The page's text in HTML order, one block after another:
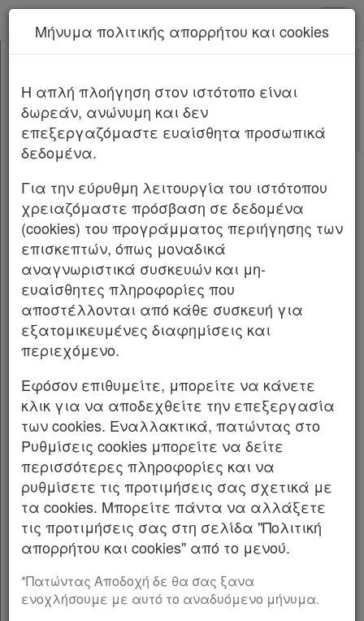
Κεφαλίδα
Σώμα
Υπογραφές
Νέα υπηρεσία Kodiko Assistant.Περισσότερα
Αριθμ.619977ΦΕΚ Δ 960/31.12.2024
Μερική Ανάκληση της υπ’ αρ. 5812/23-11-2007
απόφασης του Γενικού Γραμματέα
Περιφέρειας Στερεάς Ελλάδας περί
«Κήρυξης ως αναδασωτέας έκτασης
συνολικού εμβαδού 152.140.634,58 τ.μ. στις
θέσεις “Γάια-Μακρυχώρι-
ΠαραμερίτεςΠαρθένι κ.λπ.” περιφέρειας
Δημ. Διαμ/των Μακρυχωρίου, Παραμεριτών,
Αγ. Ιωάννη, Αγ. Λουκά, Τραχηλίου κ.λπ.,
Δήμων Ταμυνέων, Αυλώνος και Κονίστρων
συνολικού εμβαδού 1.492.513,95 τ.μ. στις
θέσεις «Μακρυά Λενιά Άγιος
Δημήτριος Βουνό Κοπρισιές κ.λπ.» Τ.Κ.
Θαρρουνίων Δ.Ε. Ταμυνέων και Τ.Κ.
Μακρυχωρίου Δ.Κ. Κονιστρών Δήμου Κύμης-
Αλιβερίου Π.Ε. Ευβοίας.
Ο ΓΕΝΙΚΟΣ ΓΡΑΜΜΑΤΕΑΣ ΔΑΣΩΝ TOY
ΥΠΟΥΡΓΕΙΟΥ ΠΕΡΙΒΑΛΛΟΝΤΟΣ ΚΑΙ ΕΝΕΡΓΕΙΑΣ
Έχοντας υπόψη: 1. Την παρ. 1 του άρθρου 24
και την παρ. 3 του άρθρου 117 του
Μήνυμα πολιτικής απορρήτου και cookies
H απλή πλοήγηση στον ιστότοπο είναι
δωρεάν, ανώνυμη και δεν
επεξεργαζόμαστε ευαίσθητα προσωπικά
δεδομένα.
Για την εύρυθμη λειτουργία του ιστότοπου
χρειαζόμαστε πρόσβαση σε δεδομένα
(cookies) του προγράμματος περιήγησης των
επισκεπτών, όπως μοναδικά
αναγνωριστικά συσκευών και μη-
ευαίσθητες πληροφορίες που
αποστέλλονται από κάθε συσκευή για
εξατομικευμένες διαφημίσεις και
περιεχόμενο.
Εφόσον επιθυμείτε, μπορείτε να κάνετε
κλικ για να αποδεχθείτε την επεξεργασία
των cookies. Εναλλακτικά, πατώντας στο
Ρυθμίσεις cookies μπορείτε να δείτε
περισσότερες πληροφορίες και να
ρυθμίσετε τις προτιμήσεις σας σχετικά με
τα cookies. Μπορείτε πάντα να αλλάξετε
τις προτιμήσεις σας στη σελίδα "Πολιτική
απορρήτου και cookies" από το μενού.
*Πατώντας Αποδοχή δε θα σας ξανα
ενοχλήσουμε με αυτό το αναδυόμενο μήνυμα.